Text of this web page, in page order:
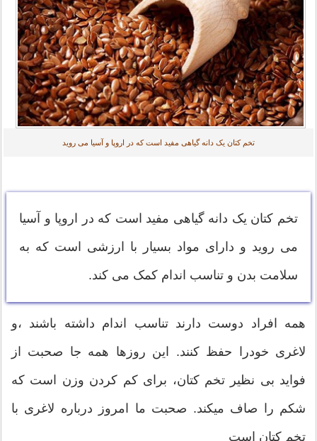
تخم کتان یک دانه گیاهی مفید است که در اروپا و آسیا می روید
تخم کتان یک دانه گیاهی مفید است که در اروپا و آسیا
می روید و دارای مواد بسیار با ارزشی است که به
سلامت بدن و تناسب اندام کمک می کند.
همه افراد دوست دارند تناسب اندام داشته باشند ،و
لاغری خودرا حفظ کنند. این روزها همه جا صحبت از
فواید بی نظیر تخم کتان، برای کم کردن وزن است که
شکم را صاف میکند. صحبت ما امروز درباره لاغری با
تخم کتان است